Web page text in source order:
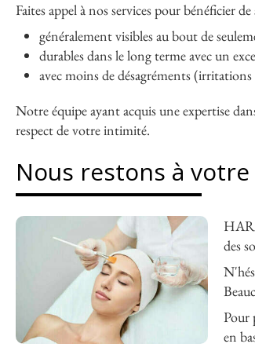
Faites appel à nos services pour bénéficier
généralement visibles au bout de
durables dans le long terme avec un
avec moins de désagréments
Notre équipe ayant acquis une expertise
respect de votre intimité.
Nous restons à
des
Pour
en